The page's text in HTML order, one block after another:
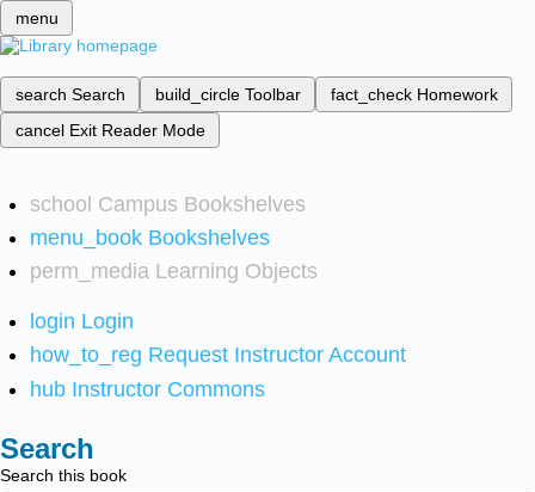
menu
search Search build_circle Toolbar fact_check Homework
cancel Exit Reader Mode
school Campus Bookshelves
menu_book Bookshelves
perm_media Learning Objects
login Login
how_to_reg Request Instructor Account
hub Instructor Commons
Search
Search this book